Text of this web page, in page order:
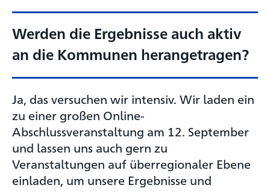
Werden die Ergebnisse auch aktiv
an die Kommunen herangetragen?
Ja, das versuchen wir intensiv. Wir laden ein
zu einer großen Online-
Abschlussveranstaltung am 12. September
und lassen uns auch gern zu
Veranstaltungen auf überregionaler Ebene
einladen, um unsere Ergebnisse und